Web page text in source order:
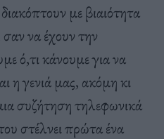
με βιαιότητα
να έχουν την
ό,τι κάνουμε για να
η γενιά μας, ακόμη κι
συζήτηση τηλεφωνικά
στέλνει πρώτα ένα